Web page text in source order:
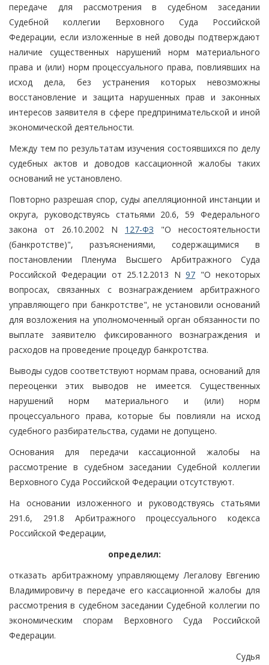
передаче для рассмотрения в судебном заседании
Судебной коллегии Верховного Суда Российской
Федерации, если изложенные в ней доводы подтверждают
наличие существенных нарушений норм материального
права и (или) норм процессуального права, повлиявших на
исход дела, без устранения которых невозможны
восстановление и защита нарушенных прав и законных
интересов заявителя в сфере предпринимательской и иной
экономической деятельности.
Между тем по результатам изучения состоявшихся по делу
судебных актов и доводов кассационной жалобы таких
оснований не установлено.
Повторно разрешая спор, суды апелляционной инстанции и
округа, руководствуясь статьями 20.6, 59 Федерального
закона от 26.10.2002 N 127-ФЗ "О несостоятельности
(банкротстве)", разъяснениями, содержащимися в
постановлении Пленума Высшего Арбитражного Суда
Российской Федерации от 25.12.2013 N97 "О некоторых
вопросах, связанных с вознаграждением арбитражного
управляющего при банкротстве", не установили оснований
для возложения на уполномоченный орган обязанности по
выплате заявителю фиксированного вознаграждения и
расходов на проведение процедур банкротства.
Выводы судов соответствуют нормам права, оснований для
переоценки этих выводов не имеется. Существенных
нарушений норм материального и (или) норм
процессуального права, которые бы повлияли на исход
судебного разбирательства, судами не допущено.
Основания для передачи кассационной жалобы на
рассмотрение в судебном заседании Судебной коллегии
Верховного Суда Российской Федерации отсутствуют.
На основании изложенного и руководствуясь статьями
291.6, 291.8 Арбитражного процессуального кодекса
Российской Федерации,
определил:
отказать арбитражному управляющему Легалову Евгению
Владимировичу в передаче его кассационной жалобы для
рассмотрения в судебном заседании Судебной коллегии по
экономическим спорам Верховного Суда Российской
Федерации.
Судья